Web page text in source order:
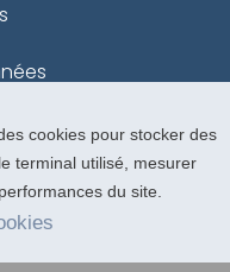
cookies pour stocker des
terminal utilisé, mesurer
du site.